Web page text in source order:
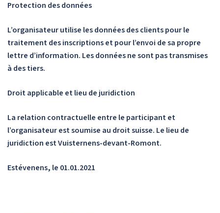
Protection des données
L’organisateur utilise les données des clients pour le
traitement des inscriptions et pour l’envoi de sa propre
lettre d’information. Les données ne sont pas transmises
à des tiers.
Droit applicable et lieu de juridiction
La relation contractuelle entre le participant et
l’organisateur est soumise au droit suisse. Le lieu de
juridiction est Vuisternens-devant-Romont.
Estévenens, le 01.01.2021